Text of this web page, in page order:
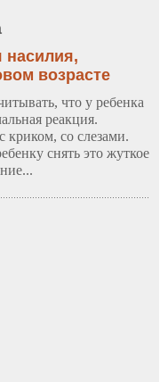
насилия,
возрасте
что у ребенка
реакция.
криком, со слезами.
снять это жуткое